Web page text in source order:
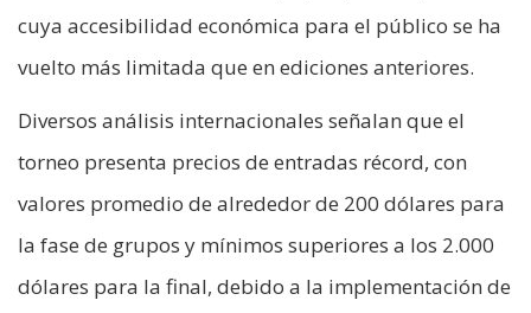
cuya accesibilidad económica para el público se ha
vuelto más limitada que en ediciones anteriores.
Diversos análisis internacionales señalan que el
torneo presenta precios de entradas récord, con
valores promedio de alrededor de 200 dólares para
la fase de grupos y mínimos superiores a los 2.000
dólares para la final, debido a la implementación de